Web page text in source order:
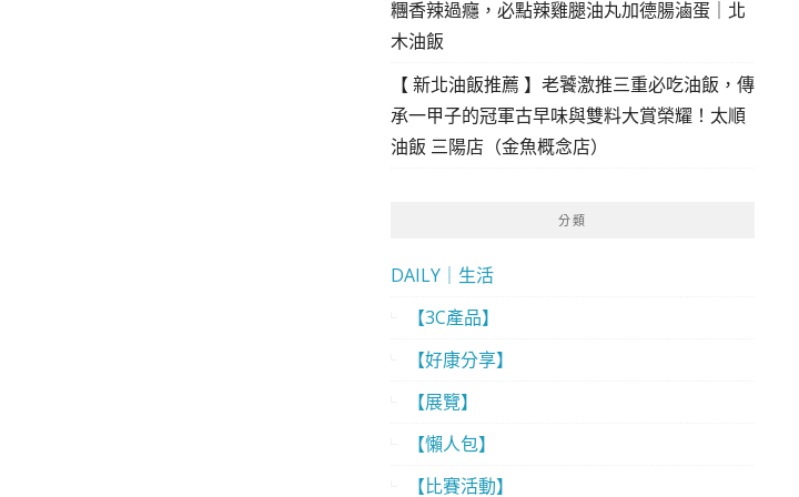
糰香辣過癮，必點辣雞腿油丸加德腸滷蛋｜北
木油飯
【 新北油飯推薦 】老饕激推三重必吃油飯，傳
承一甲子的冠軍古早味與雙料大賞榮耀！太順
油飯 三陽店（金魚概念店）
分類
DAILY｜生活
【3C產品】
【好康分享】
【展覽】
【懶人包】
【比賽活動】